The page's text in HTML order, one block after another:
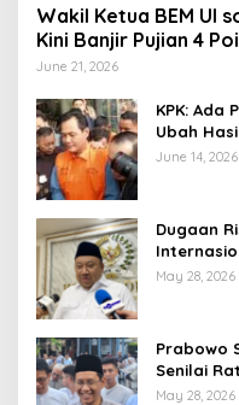
Wakil Ketua BEM UI
Kini
June 21, 2026
KPK: Ada
Ubah
June 14, 2026
Dugaan
May 28, 2026
Prabowo
Senilai
May 28, 2026